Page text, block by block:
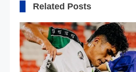
Related Posts